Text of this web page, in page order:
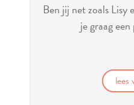
Ben jij net zoals Lisy
je graag
lees